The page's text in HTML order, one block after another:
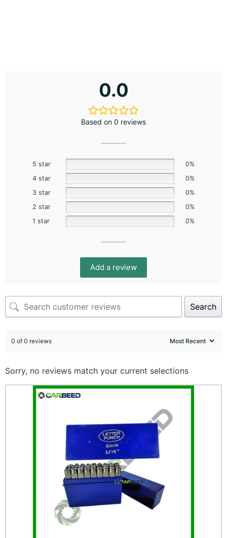
0.0
Based on 0 reviews
5 star
0%
4 star
0%
3 star
0%
2 star
0%
1 star
0%
Add a review
Search
0 of 0 reviews
Sorry, no reviews match your current selections